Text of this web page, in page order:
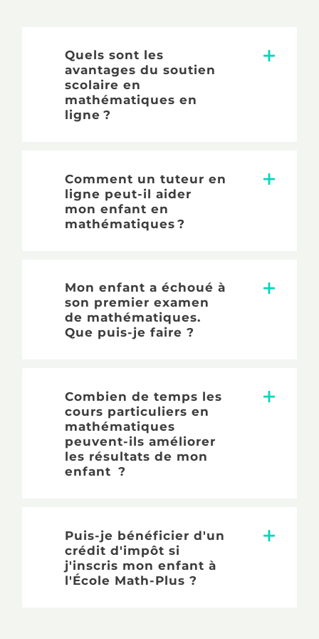
Quels sont les
avantages du soutien
scolaire en
mathématiques en
ligne ?
Comment un tuteur en
ligne peut-il aider
mon enfant en
mathématiques ?
Mon enfant a échoué à
son premier examen
de mathématiques.
Que puis-je faire ?
Combien de temps les
cours particuliers en
mathématiques
peuvent-ils améliorer
les résultats de mon
enfant ?
Puis-je bénéficier d'un
crédit d'impôt si
j'inscris mon enfant à
l'École Math-Plus ?